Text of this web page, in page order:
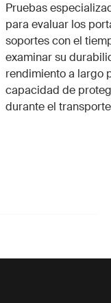
Pruebas
para evaluar los
soportes con el
examinar su
rendimiento a largo
capacidad de
durante el